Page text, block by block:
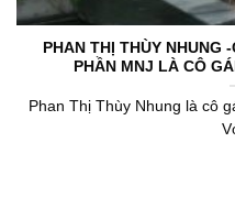
PHAN THỊ THÙY NHUNG
PHẦN MNJ LÀ CÔ
Phan Thị Thùy Nhung là cô